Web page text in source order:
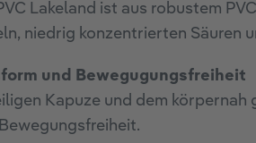
Lakeland ist aus robustem
niedrig konzentrierten Säuren
und Bewegugungsfreiheit
Kapuze und dem